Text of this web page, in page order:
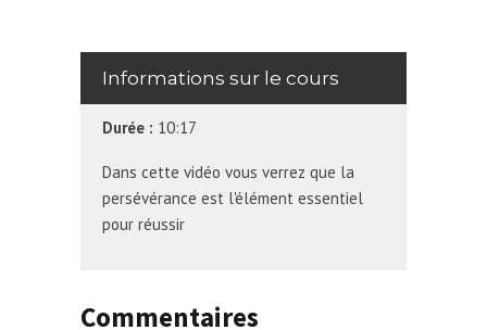
Informations sur le cours
Durée : 10:17
Dans cette vidéo vous verrez que la
persévérance est l'élément essentiel
pour réussir
Commentaires